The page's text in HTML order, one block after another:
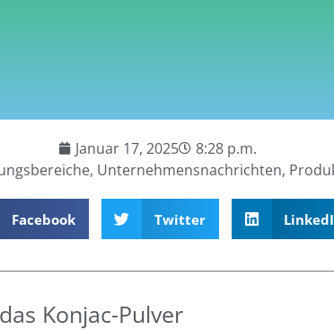
Januar 17, 2025
8:28 p.m.
, Unternehmensnachrichten,
Facebook Twitter
Konjac-Pulver